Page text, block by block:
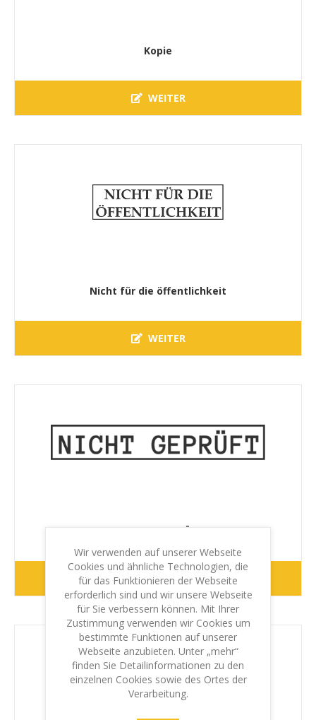
Kopie
WEITER
Nicht für die öffentlichkeit
WEITER
NICHT GEPRFTÜFT
WEITER
Wir verwenden auf unserer Webseite
Cookies und ähnliche Technologien, die
für das Funktionieren der Webseite
erforderlich sind und wir unsere Webseite
für Sie verbessern können. Mit Ihrer
Zustimmung verwenden wir Cookies um
bestimmte Funktionen auf unserer
Webseite anzubieten. Unter „mehr“
finden Sie Detailinformationen zu den
einzelnen Cookies sowie des Ortes der
Verarbeitung.